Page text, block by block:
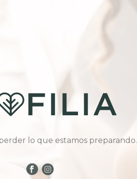
lo que estamos preparando.